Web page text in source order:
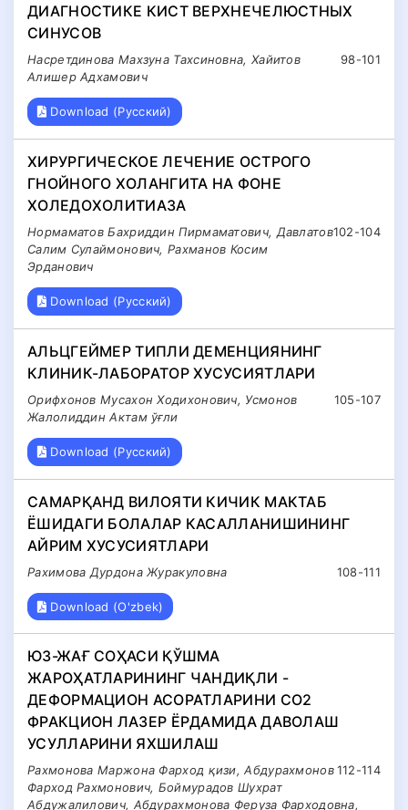
ДИАГНОСТИКЕ КИСТ ВЕРХНЕЧЕЛЮСТНЫХ
СИНУСОВ
98-101
Насретдинова Махзуна Тахсиновна, Хайитов
Алишер Адхамович
Download (Русский)
ХИРУРГИЧЕСКОЕ ЛЕЧЕНИЕ ОСТРОГО
ГНОЙНОГО ХОЛАНГИТА НА ФОНЕ
ХОЛЕДОХОЛИТИАЗА
102-104
Нормаматов Бахриддин Пирмаматович, Давлатов
Салим Сулаймонович, Рахманов Косим
Эрданович
Download (Русский)
АЛЬЦГЕЙМЕР ТИПЛИ ДЕМЕНЦИЯНИНГ
КЛИНИК-ЛАБОРАТОР ХУСУСИЯТЛАРИ
105-107
Орифхонов Мусахон Ходихонович, Усмонов
Жалолиддин Актам ўғли
Download (Русский)
САМАРҚАНД ВИЛОЯТИ КИЧИК МАКТАБ
ЁШИДАГИ БОЛАЛАР КАСАЛЛАНИШИНИНГ
АЙРИМ ХУСУСИЯТЛАРИ
108-111
Рахимова Дурдона Журакуловна
Download (O'zbek)
ЮЗ-ЖАҒ СОҲАСИ ҚЎШМА
ЖАРОҲАТЛАРИНИНГ ЧАНДИҚЛИ -
ДЕФОРМАЦИОН АСОРАТЛАРИНИ CO2
ФРАКЦИОН ЛАЗЕР ЁРДАМИДА ДАВОЛАШ
УСУЛЛАРИНИ ЯХШИЛАШ
112-114
Рахмонова Маржона Фарход қизи, Абдурахмонов
Фарход Рахмонович, Боймурадов Шухрат
Абдужалилович, Абдурахмонова Феруза Фарходовна,